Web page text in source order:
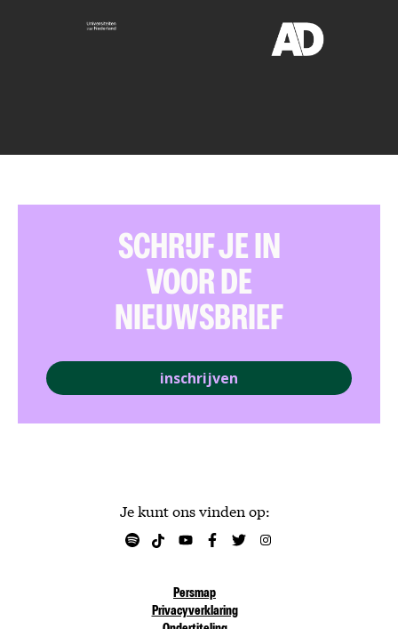
Je kunt ons vinden op:
Persmap
Privacyverklaring
SCHRIJF JE IN
VOOR DE
NIEUWSBRIEF
inschrijven